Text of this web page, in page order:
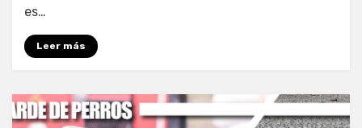
es…
Leer más